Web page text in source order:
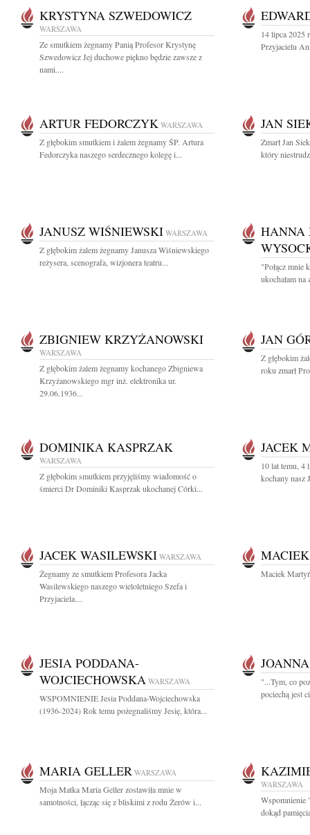
KRYSTYNA SZWEDOWICZ
WARSZAWA
Ze smutkiem żegnamy Panią Profesor Krystynę
Szwedowicz Jej duchowe piękno będzie zawsze z
nami....
14 lipca 2025
Przyjacielu
ARTUR FEDORCZYK WARSZAWA
Z głębokim smutkiem i żalem żegnamy ŚP. Artura
Fedorczyka naszego serdecznego kolegę i...
JAN
Zmarł Jan
który
JANUSZ WIŚNIEWSKI WARSZAWA
Z głębokim żalem żegnamy Janusza Wiśniewskiego
reżysera, scenografa, wizjonera teatru...
HANNA
"Połącz mnie
ukochałam
ZBIGNIEW KRZYŻANOWSKI
WARSZAWA
Z głębokim żalem żegnamy kochanego Zbigniewa
Krzyżanowskiego mgr inż. elektronika ur.
29.06.1936...
JAN
Z głębokim
roku zmarł
DOMINIKA KASPRZAK
WARSZAWA
Z głębokim smutkiem przyjęliśmy wiadomość o
śmierci Dr Dominiki Kasprzak ukochanej Córki...
JACEK
10 lat temu, 4
kochany nasz
JACEK WASILEWSKI WARSZAWA
Żegnamy ze smutkiem Profesora Jacka
Wasilewskiego naszego wieloletniego Szefa i
Przyjaciela....
Maciek
JESIA PODDANA-
WOJCIECHOWSKA WARSZAWA
WSPOMNIENIE Jesia Poddana-Wojciechowska
(1936-2024) Rok temu pożegnaliśmy Jesię, która...
"...Tym, co
pociechą jest
MARIA GELLER WARSZAWA
Moja Matka Maria Geller zostawiła mnie w
samotności, łącząc się z bliskimi z rodu Żerów i...
WARSZAWA
Wspomnienie
dokąd